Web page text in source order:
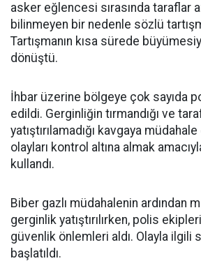
asker eğlencesi sırasında taraflar
bilinmeyen bir nedenle sözlü
Tartışmanın kısa sürede
dönüştü.
İhbar üzerine bölgeye çok sayıda
edildi. Gerginliğin tırmandığı ve
yatıştırılamadığı kavgaya
olayları kontrol altına almak
kullandı.
Biber gazlı müdahalenin ardından
gerginlik yatıştırılırken, polis
güvenlik önlemleri aldı. Olayla ilgili
başlatıldı.